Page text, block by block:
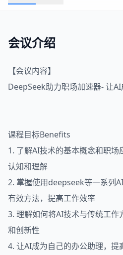
会议介绍
【会议内容】
DeepSeek助力职场加速器- 让
课程目标Benefits
1. 了解AI技术的基本概念和职
认知和理解
2. 掌握使用deepseek等一系列
有效方法，提高工作效率
3. 理解如何将AI技术与传统工
和创新性
4. 让AI成为自己的办公助理，